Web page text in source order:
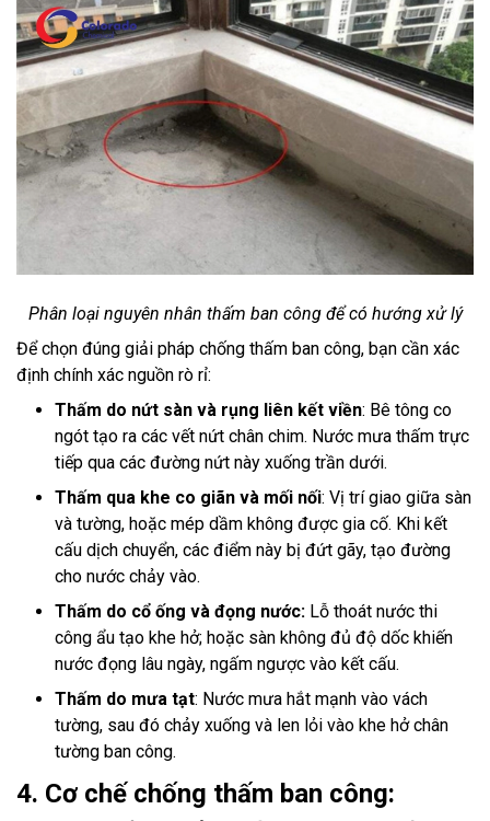
Phân loại nguyên nhân thấm ban công để có hướng xử lý
Để chọn đúng giải pháp chống thấm ban công, bạn cần xác
định chính xác nguồn rò rỉ:
Thấm do nứt sàn và rụng liên kết viền: Bê tông co
ngót tạo ra các vết nứt chân chim. Nước mưa thấm trực
tiếp qua các đường nứt này xuống trần dưới.
Thấm qua khe co giãn và mối nối: Vị trí giao giữa sàn
và tường, hoặc mép dầm không được gia cố. Khi kết
cấu dịch chuyển, các điểm này bị đứt gãy, tạo đường
cho nước chảy vào.
Thấm do cổ ống và đọng nước: Lỗ thoát nước thi
công ẩu tạo khe hở; hoặc sàn không đủ độ dốc khiến
nước đọng lâu ngày, ngấm ngược vào kết cấu.
Thấm do mưa tạt: Nước mưa hắt mạnh vào vách
tường, sau đó chảy xuống và len lỏi vào khe hở chân
tường ban công.
4. Cơ chế chống thấm ban công: